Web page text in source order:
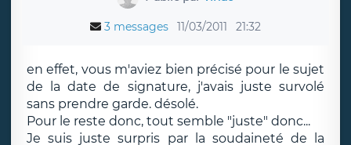
3 messages 11/03/2011 21:32
en effet, vous m'aviez bien précisé pour le sujet
de la date de signature, j'avais juste survolé
sans prendre garde. désolé.
Pour le reste donc, tout semble "juste" donc...
Je suis juste surpris par la soudaineté de la